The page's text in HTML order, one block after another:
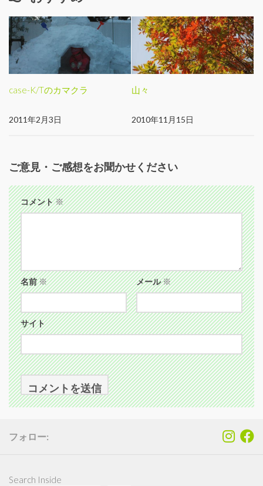
case-K/Tのカマクラ
2011年2月3日
山々
2010年11月15日
ご意見・ご感想をお聞かせください
コメント※
名前※ メール※
サイト
フォロー:
Search Inside